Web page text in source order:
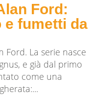
Ford:
e fumetti da
Ford. La serie nasce
e già dal primo
come una